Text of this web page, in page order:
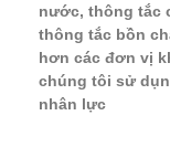
nước, thông tắc
thông tắc bồn
hơn các đơn vị
chúng tôi sử
nhân lực